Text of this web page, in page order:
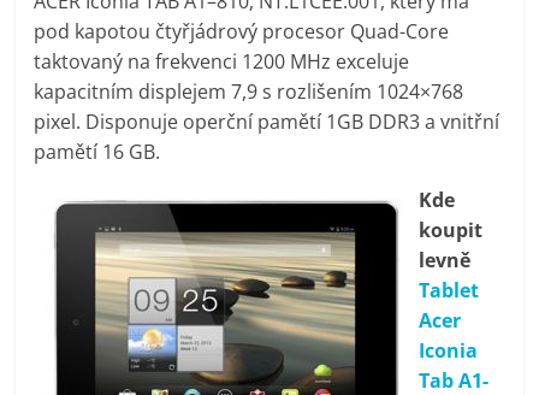
televize,
notebooky,
mobilní
telefony,
kávovary,
bazény
pod kapotou čtyřjádrový procesor Quad-Core
taktovaný na frekvenci 1200 MHz exceluje
kapacitním displejem 7,9 s rozlišením 1024×768
pixel. Disponuje operční pamětí 1GB DDR3 a vnitřní
pamětí 16 GB.
Kde
koupit
levně
Tablet
Acer
Iconia
Tab A1-